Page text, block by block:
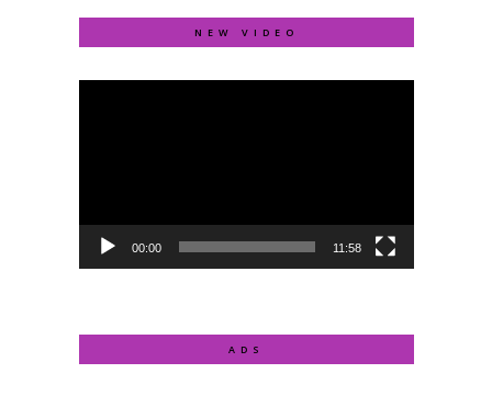
NEW VIDEO
Video
00:00 11:58
ADS